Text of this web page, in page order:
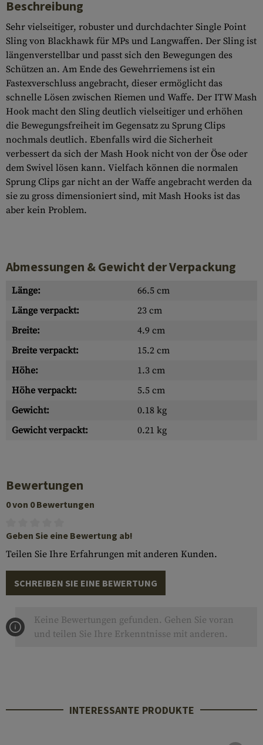
Beschreibung
Sehr vielseitiger, robuster und durchdachter Single Point
Sling von Blackhawk für MPs und Langwaffen. Der Sling ist
längenverstellbar und passt sich den Bewegungen des
Schützen an. Am Ende des Gewehrriemens ist ein
Fastexverschluss angebracht, dieser ermöglicht das
schnelle Lösen zwischen Riemen und Waffe. Der ITW Mash
Hook macht den Sling deutlich vielseitiger und erhöhen
die Bewegungsfreiheit im Gegensatz zu Sprung Clips
nochmals deutlich. Ebenfalls wird die Sicherheit
verbessert da sich der Mash Hook nicht von der Öse oder
dem Swivel lösen kann. Vielfach können die normalen
Sprung Clips gar nicht an der Waffe angebracht werden da
sie zu gross dimensioniert sind, mit Mash Hooks ist das
aber kein Problem.
Abmessungen & Gewicht der Verpackung
Länge:
66.5 cm
Länge verpackt:
23 cm
Breite:
4.9 cm
Breite verpackt:
15.2 cm
Höhe:
1.3 cm
Höhe verpackt:
5.5 cm
Gewicht:
0.18 kg
Gewicht verpackt:
0.21 kg
Bewertungen
0 von 0 Bewertungen
Geben Sie eine Bewertung ab!
Teilen Sie Ihre Erfahrungen mit anderen Kunden.
SCHREIBEN SIE EINE BEWERTUNG
Keine Bewertungen gefunden. Gehen Sie voran
und teilen Sie Ihre Erkenntnisse mit anderen.
INTERESSANTE PRODUKTE